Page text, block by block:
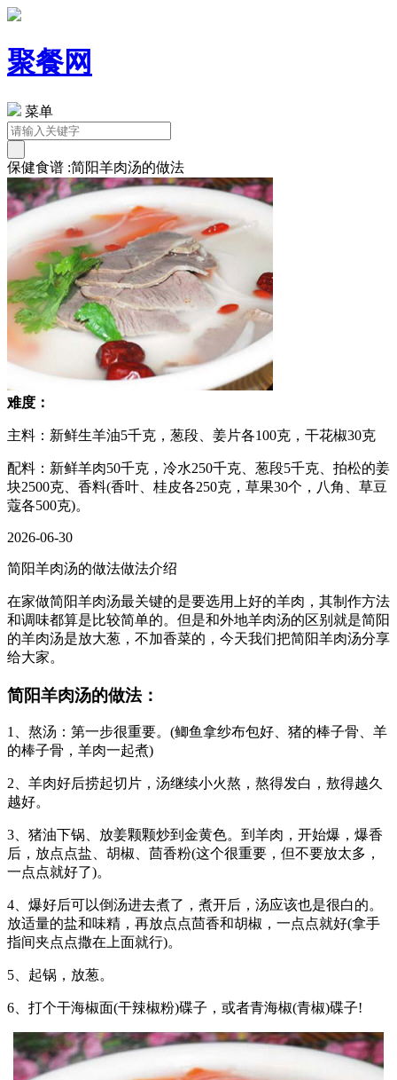
聚餐网
菜单
保健食谱 :简阳羊肉汤的做法
难度：
主料：新鲜生羊油5千克，葱段、姜片各100克，干花椒30克
配料：新鲜羊肉50千克，冷水250千克、葱段5千克、拍松的姜
块2500克、香料(香叶、桂皮各250克，草果30个，八角、草豆
蔻各500克)。
2026-06-30
简阳羊肉汤的做法做法介绍
在家做简阳羊肉汤最关键的是要选用上好的羊肉，其制作方法
和调味都算是比较简单的。但是和外地羊肉汤的区别就是简阳
的羊肉汤是放大葱，不加香菜的，今天我们把简阳羊肉汤分享
给大家。
简阳羊肉汤的做法：
1、熬汤：第一步很重要。(鲫鱼拿纱布包好、猪的棒子骨、羊
的棒子骨，羊肉一起煮)
2、羊肉好后捞起切片，汤继续小火熬，熬得发白，敖得越久
越好。
3、猪油下锅、放姜颗颗炒到金黄色。到羊肉，开始爆，爆香
后，放点点盐、胡椒、茴香粉(这个很重要，但不要放太多，
一点点就好了)。
4、爆好后可以倒汤进去煮了，煮开后，汤应该也是很白的。
放适量的盐和味精，再放点点茴香和胡椒，一点点就好(拿手
指间夹点点撒在上面就行)。
5、起锅，放葱。
6、打个干海椒面(干辣椒粉)碟子，或者青海椒(青椒)碟子!